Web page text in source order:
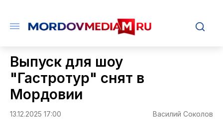
Выпуск для шоу
"Гастротур" снят в
Мордовии
13.12.2025 17:00 Василий Соколов